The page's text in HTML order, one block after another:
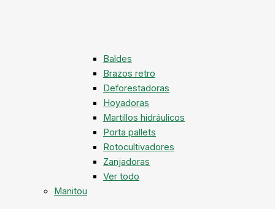
Baldes
Brazos retro
Deforestadoras
Hoyadoras
Martillos hidráulicos
Porta pallets
Rotocultivadores
Zanjadoras
Ver todo
Manitou